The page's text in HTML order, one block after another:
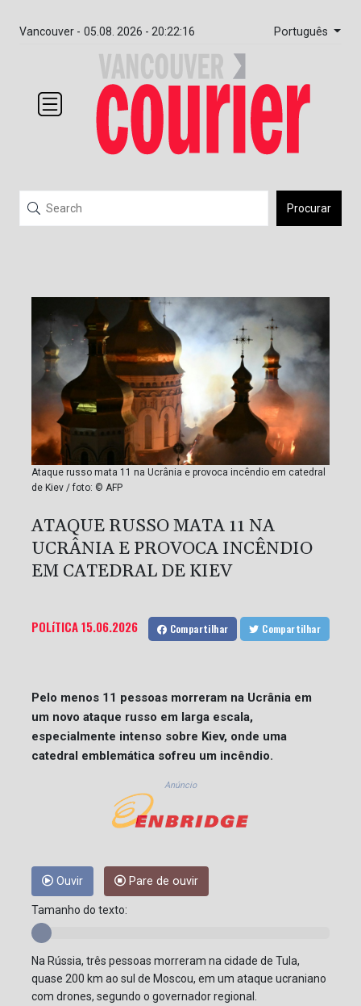
Vancouver - 05.08. 2026 - 20:22:16 Português
Procurar
Ataque russo mata 11 na Ucrânia e provoca incêndio em catedral
de Kiev / foto: © AFP
ATAQUE RUSSO MATA 11 NA
UCRÂNIA E PROVOCA INCÊNDIO
EM CATEDRAL DE KIEV
POLíTICA15.06.2026 Compartilhar Compartilhar
Pelo menos 11 pessoas morreram na Ucrânia em
um novo ataque russo em larga escala,
especialmente intenso sobre Kiev, onde uma
catedral emblemática sofreu um incêndio.
Anúncio
Ouvir Pare de ouvir
Tamanho do texto:
Na Rússia, três pessoas morreram na cidade de Tula,
quase 200 km ao sul de Moscou, em um ataque ucraniano
com drones, segundo o governador regional.